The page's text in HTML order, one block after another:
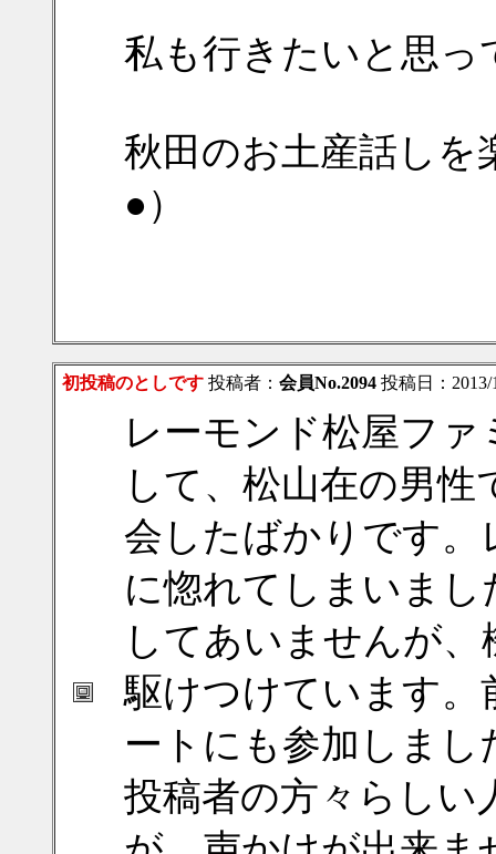
私も行きたいと思
秋田のお土産話しを
●）
初投稿のとしです 投稿者： 会員No.2094 投稿日：
レーモンド松屋フ
して、松山在の男
会したばかりです。
に惚れてしまいま
してあいませんが
駆けつけています
ートにも参加しま
投稿者の方々らし